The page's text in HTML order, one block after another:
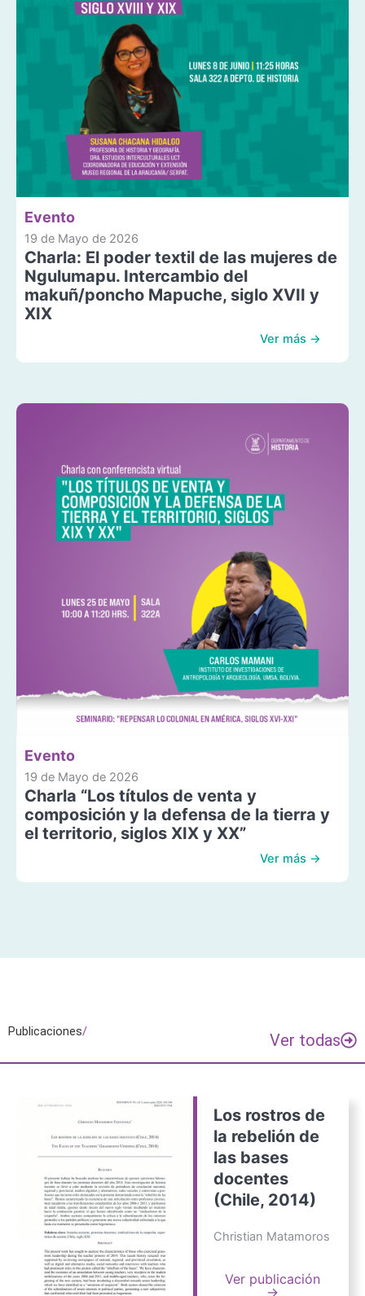
Evento
19 de Mayo de 2026
Charla: El poder textil de las mujeres de
Ngulumapu. Intercambio del
makuñ/poncho Mapuche, siglo XVII y
XIX
Ver más →
Evento
19 de Mayo de 2026
Charla “Los títulos de venta y
composición y la defensa de la tierra y
el territorio, siglos XIX y XX”
Ver más →
Publicaciones/ Ver todas
Los rostros de
la rebelión de
las bases
docentes
(Chile, 2014)
Christian Matamoros
Ver publicación
→